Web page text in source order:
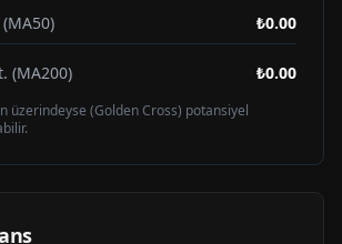
₺0.00
(MA200) ₺0.00
üzerindeyse (Golden Cross) potansiyel